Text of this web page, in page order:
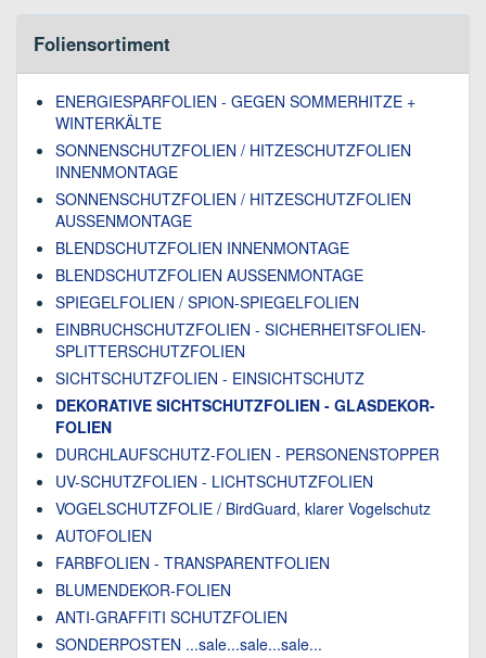
Foliensortiment
ENERGIESPARFOLIEN - GEGEN SOMMERHITZE +
WINTERKÄLTE
SONNENSCHUTZFOLIEN / HITZESCHUTZFOLIEN
INNENMONTAGE
SONNENSCHUTZFOLIEN / HITZESCHUTZFOLIEN
AUSSENMONTAGE
BLENDSCHUTZFOLIEN INNENMONTAGE
BLENDSCHUTZFOLIEN AUSSENMONTAGE
SPIEGELFOLIEN / SPION-SPIEGELFOLIEN
EINBRUCHSCHUTZFOLIEN - SICHERHEITSFOLIEN-
SPLITTERSCHUTZFOLIEN
SICHTSCHUTZFOLIEN - EINSICHTSCHUTZ
DEKORATIVE SICHTSCHUTZFOLIEN - GLASDEKOR-
FOLIEN
DURCHLAUFSCHUTZ-FOLIEN - PERSONENSTOPPER
UV-SCHUTZFOLIEN - LICHTSCHUTZFOLIEN
VOGELSCHUTZFOLIE / BirdGuard, klarer Vogelschutz
AUTOFOLIEN
FARBFOLIEN - TRANSPARENTFOLIEN
BLUMENDEKOR-FOLIEN
ANTI-GRAFFITI SCHUTZFOLIEN
SONDERPOSTEN ...sale...sale...sale...